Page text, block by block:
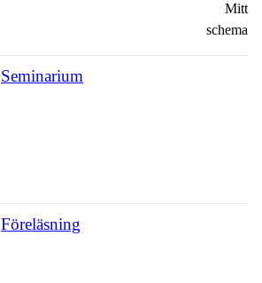
Mitt
schema
Seminarium
Föreläsning